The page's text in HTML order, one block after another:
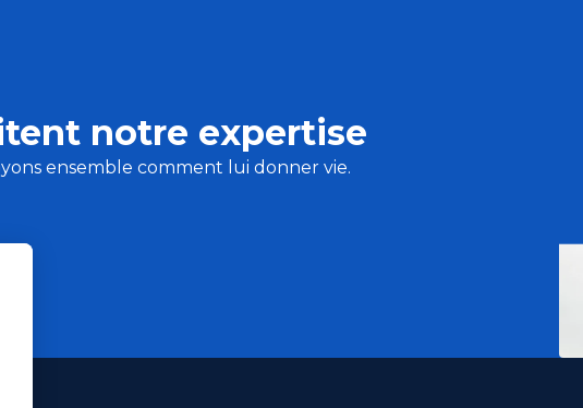
notre expertise
ensemble comment lui donner vie.